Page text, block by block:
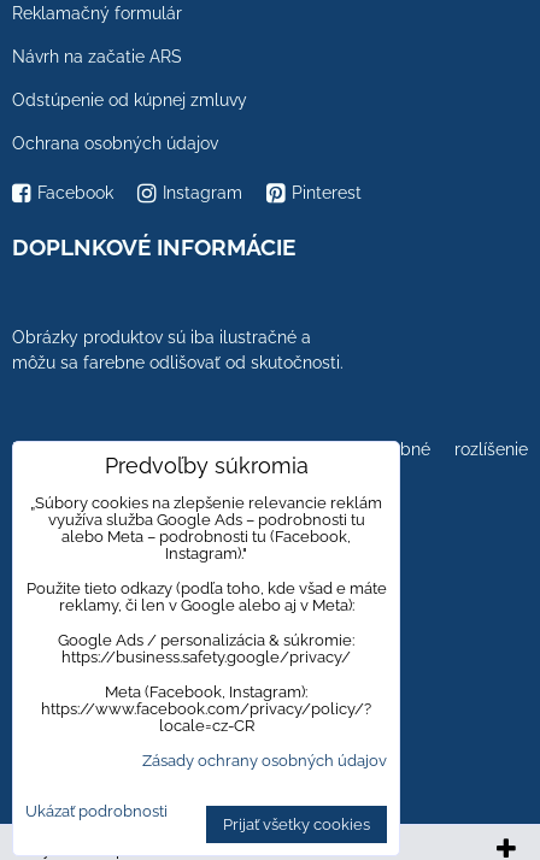
Reklamačný formulár
Návrh na začatie ARS
Odstúpenie od kúpnej zmluvy
Ochrana osobných údajov
Facebook Instagram Pinterest
DOPLNKOVÉ INFORMÁCIE
Obrázky produktov sú iba ilustračné a
môžu sa farebne odlišovať od skutočnosti.
Farebnosť obrázkov tiež ovplyvňuje farebné rozlíšenie
zobrazovacej jednotky.
Obklady a dlažby s kameninovým, mramorovým,
dreveným dizajnom majú viacero kresieb,
aby bola zachovaná čo najväčšia autentickosť
prírodného materiálu.
Zmena cien vyhradená.
BiznisWeb.sk
Predvoľby súkromia
„Súbory cookies na zlepšenie relevancie reklám
využíva služba Google Ads – podrobnosti tu
alebo Meta – podrobnosti tu (Facebook,
Instagram)."
Použite tieto odkazy (podľa toho, kde všad e máte
reklamy, či len v Google alebo aj v Meta):
Google Ads / personalizácia & súkromie:
https://business.safety.google/privacy/
Meta (Facebook, Instagram):
https://www.facebook.com/privacy/policy/?
locale=cz-CR
Zásady ochrany osobných údajov
Ukázať podrobnosti
Prijať všetky cookies